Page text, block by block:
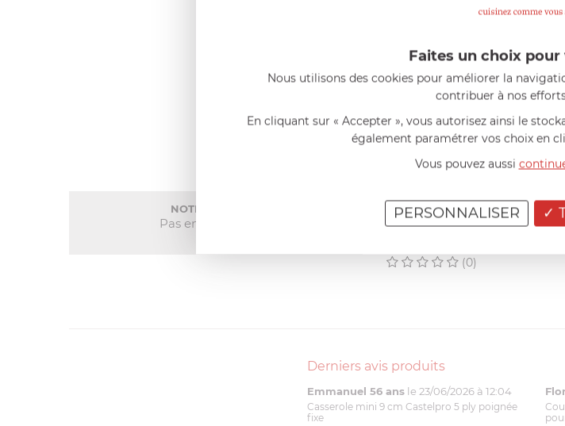
AIDE AU
AVIS
NOTE MOYENNE
Pas encore de note
RÉSUMÉ
(0)
(0)
(0)
Derniers avis produits
Emmanuel 56 ans le 23/06/2026 à 12:04
Casserole mini 9 cm Castelpro 5 ply poignée
fixe
Faites un choix pour
Nous utilisons des cookies pour améliorer la
contribuer à nos
En cliquant sur « Accepter », vous autorisez ainsi le
également paramétrer vos choix en
Vous pouvez aussi
PERSONNALISER